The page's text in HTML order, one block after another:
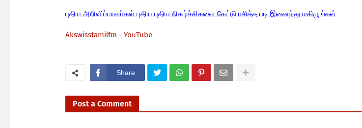
புதிய அறிவிப்பாளர்கள் புதிய புதிய நிகழ்ச்சிகளை கேட்டு ரசித்த படி இனைந்து மகிழுங்கள்
Akswisstamilfm - YouTube
Share
Post a Comment